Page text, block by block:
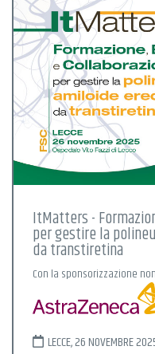
ItMatters -
per gestire la
da transtiretina
Con la sponsorizzazione
LECCE, 26 NOVEMBRE